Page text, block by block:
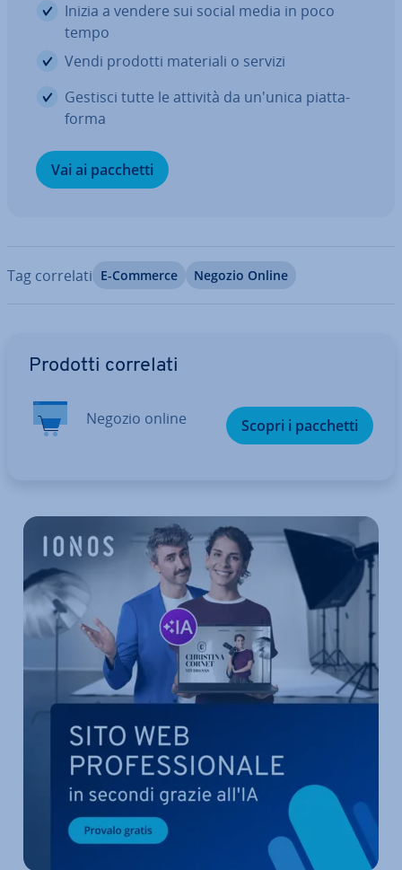
Inizia a vendere sui social media in poco
tempo
Vendi prodotti materiali o servizi
Gestisci tutte le attività da un'unica piat­ta­
for­ma
Vai ai pacchetti
Tag correlati E-Commerce Negozio Online
Prodotti correlati
Negozio online Scopri i pacchetti